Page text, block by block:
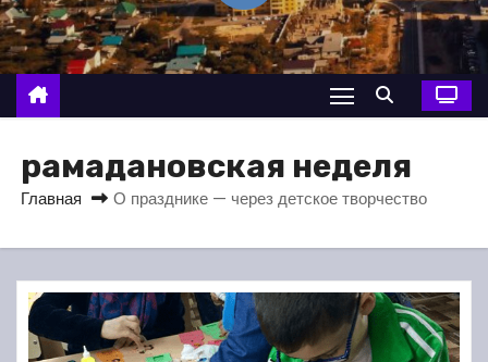
о
м
у
рамадановская неделя
Главная О празднике — через детское творчество